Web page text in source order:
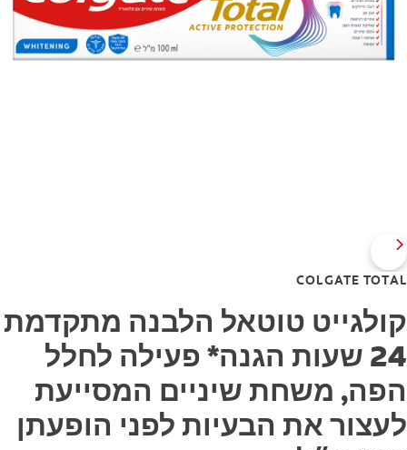
COLGATE TOTAL
קולגייט טוטאל הלבנה מתקדמת
24 שעות הגנה* פעילה לחלל
הפה, משחת שיניים המסייעת
לעצור את הבעיות לפני הופעתן